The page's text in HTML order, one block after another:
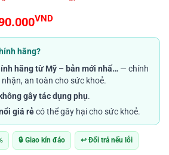
VNDKhoảng
giá:
89.000VND
đến
1.490.000VND
hãng?
hãng từ Mỹ – bản mới nhấ… — chính
an toàn cho sức khoẻ.
không gây tác dụng phụ.
giá rẻcó thể gây hại cho sức khoẻ.
🔒 Giao kín đáo ↩️ Đổi trả nếu lỗi